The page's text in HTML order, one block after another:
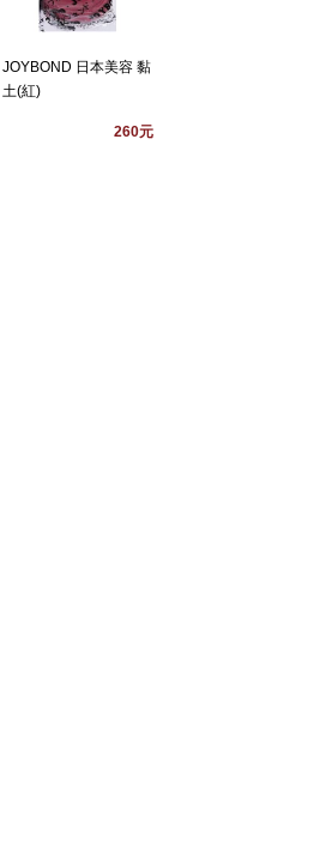
JOYBOND 日本美容 黏
土(紅)
260元